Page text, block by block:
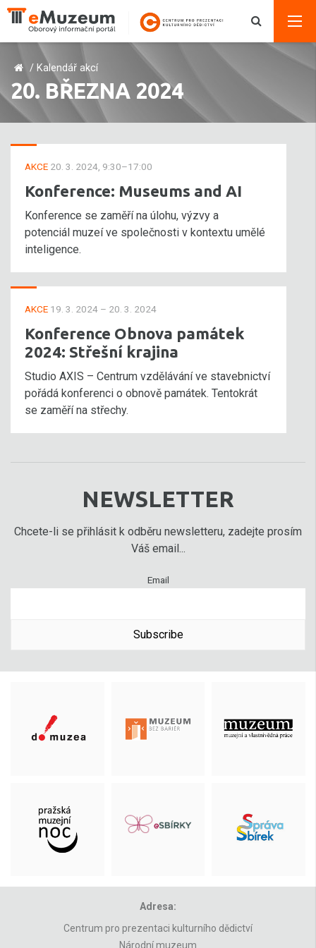
/ Kalendář akcí
20. BŘEZNA 2024
AKCE 20. 3. 2024, 9:30–17:00
Konference: Museums and AI
Konference se zaměří na úlohu, výzvy a
potenciál muzeí ve společnosti v kontextu umělé
inteligence.
AKCE 19. 3. 2024 – 20. 3. 2024
Konference Obnova památek
2024: Střešní krajina
Studio AXIS – Centrum vzdělávání ve stavebnictví
pořádá konferenci o obnově památek. Tentokrát
se zaměří na střechy.
NEWSLETTER
Chcete-li se přihlásit k odběru newsletteru, zadejte prosím
Váš email...
Email
Subscribe
Adresa:
Centrum pro prezentaci kulturního dědictví
Národní muzeum